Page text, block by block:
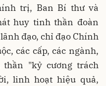
trị, Ban Bí thư và
huy tinh thần đoàn
đạo, chỉ đạo Chính
các cấp, các ngành,
"kỷ cương trách
linh hoạt hiệu quả,